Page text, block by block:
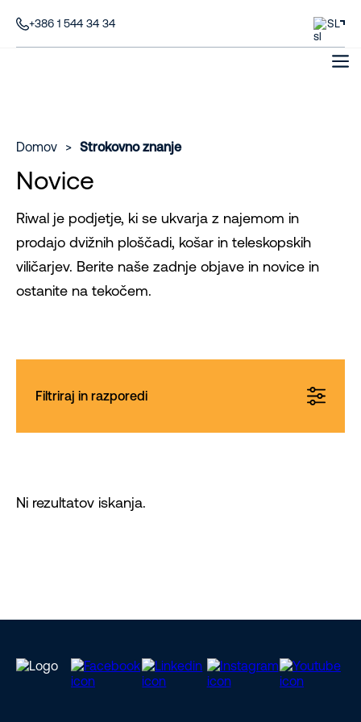
+386 1 544 34 34 SL
Domov > Strokovno znanje
Novice
Riwal je podjetje, ki se ukvarja z najemom in
prodajo dvižnih ploščadi, košar in teleskopskih
viličarjev. Berite naše zadnje objave in novice in
ostanite na tekočem.
Filtriraj in razporedi
Ni rezultatov iskanja.